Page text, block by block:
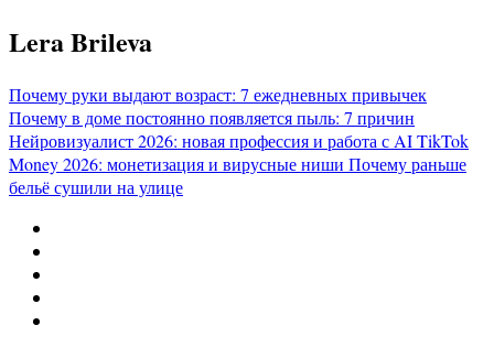
Перейти
к
Lera Brileva
Почему руки выдают возраст: 7 ежедневных привычек
Почему в доме постоянно появляется пыль: 7 причин
Нейровизуалист 2026: новая профессия и работа с AITikTok
Money 2026: монетизация и вирусные ниши Почему раньше
бельё сушили на улице